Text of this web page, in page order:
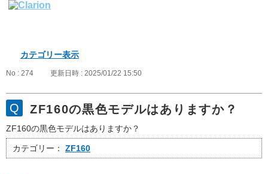
カテゴリー表示
No : 274 更新日時 : 2025/01/22 15:50
ZF160の黒色モデルはありますか？
ZF160の黒色モデルはありますか？
カテゴリー： ZF160